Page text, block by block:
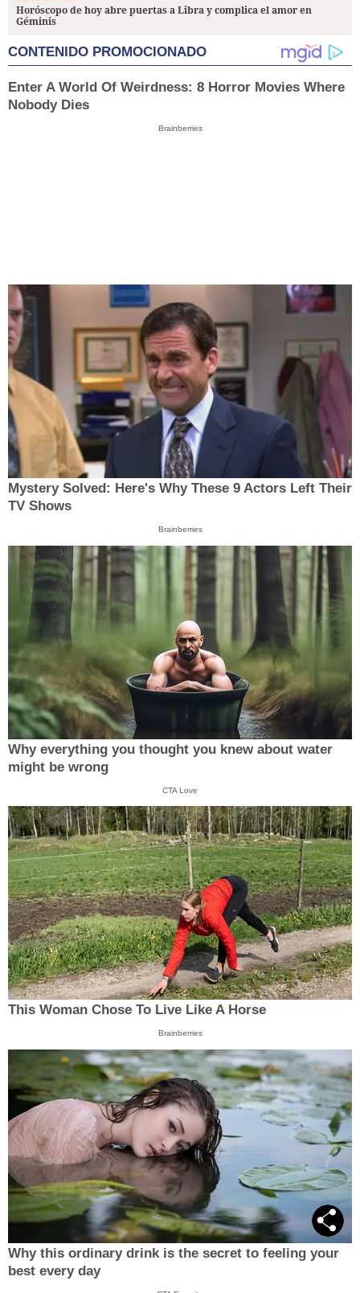
Horóscopo de hoy abre puertas a Libra y complica el amor en
Géminis
CONTENIDO PROMOCIONADO
Enter A World Of Weirdness: 8 Horror Movies Where
Nobody Dies
Brainberries
Mystery Solved: Here's Why These 9 Actors Left Their
TV Shows
Brainberries
Why everything you thought you knew about water
might be wrong
CTA Love
This Woman Chose To Live Like A Horse
Brainberries
Why this ordinary drink is the secret to feeling your
best every day